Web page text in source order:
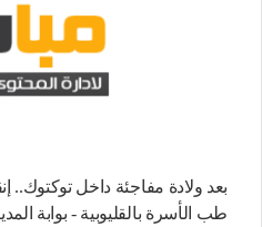
بعد ولادة مفاجئة داخل توكتوك..
طب الأسرة بالقليوبية - بوابة